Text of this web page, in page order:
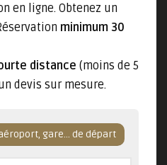
en ligne. Obtenez un
minimum 30
distance (moins de 5
devis sur mesure.
gare... de départ